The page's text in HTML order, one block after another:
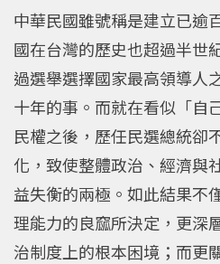
中華民國雖號稱是建立已逾
國在台灣的歷史也超過半世
過選舉選擇國家最高領導人
十年的事。而就在看似「自
民權之後，歷任民選總統卻
化，致使整體政治、經濟與
益失衡的兩極。如此結果不
理能力的良窳所決定，更深
治制度上的根本困境；而更